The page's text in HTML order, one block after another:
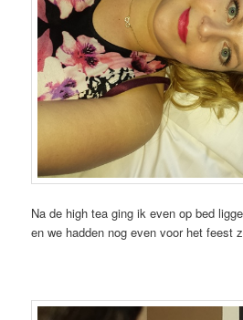
Na de high tea ging ik even op bed
en we hadden nog even voor het feest